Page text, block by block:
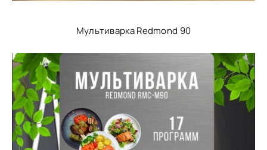
Мультиварка Redmond 90